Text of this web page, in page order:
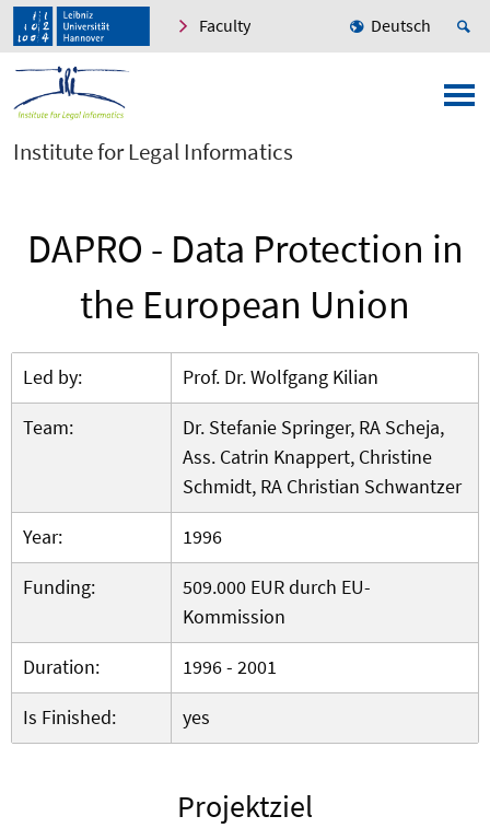
Faculty Deutsch
Institute for Legal Informatics
DAPRO - Data Protection in
the European Union
Led by:
Prof. Dr. Wolfgang Kilian
Team:
Dr. Stefanie Springer, RA Scheja,
Ass. Catrin Knappert, Christine
Schmidt, RA Christian Schwantzer
Year:
1996
Funding:
509.000 EUR durch EU-
Kommission
Duration:
1996 - 2001
Is Finished:
yes
Projektziel